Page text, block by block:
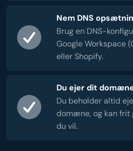
Nem DNS
Brug en DNS-
Google Workspace
eller Shopify.
Du ejer dit
Du beholder altid
domæne, og kan frit
du vil.